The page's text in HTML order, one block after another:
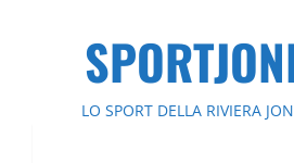
LO SPORT DELLA RIVIERA